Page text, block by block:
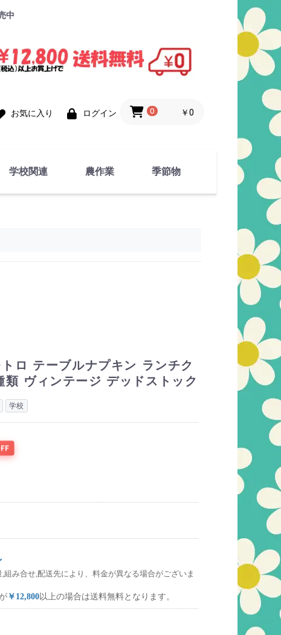
中
お気に入り ログイン 0 ￥0
学校関連 農作業 季節物
トロ テーブルナプキン ランチク
ヴィンテージ デッドストック
学校
み合せ,配送先により、料金が異なる場合がございま
￥12,800以上の場合は送料無料となります。